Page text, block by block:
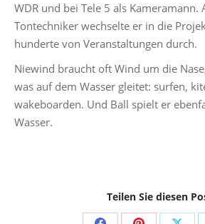
WDR und bei Tele 5 als Kameramann.
Tontechniker wechselte er in die
hunderte von Veranstaltungen durch.
Niewind braucht oft Wind um die
was auf dem Wasser gleitet: surfen,
wakeboarden. Und Ball spielt er
Wasser.
Teilen Sie diesen